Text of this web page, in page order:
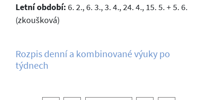
Letní období:6. 2., 6. 3., 3. 4., 24. 4., 15. 5. + 5. 6.
(zkoušková)
Rozpis denní a kombinované výuky po
týdnech